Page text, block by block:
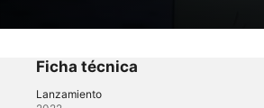
Cuarta noche: Demasiado
Anime ·Fantasía
Ficha técnica
Lanzamiento